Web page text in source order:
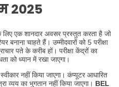
2025
लिए एक शानदार अवसर प्रस्तुत करता है जो
बनाना चाहते हैं। उम्मीदवारों को 5 परीक्षा
पते के करीब हों। परीक्षा केंद्रों का
को ध्यान में रखा जाएगा।
नहीं किया जाएगा। कंप्यूटर आधारित
व्यय का भुगतान नहीं किया जाएगा। BEL